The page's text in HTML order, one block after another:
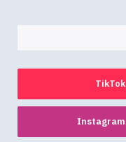
TikTok
Instagram